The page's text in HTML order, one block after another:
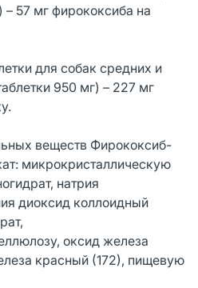
57 мг фирококсиба на
для собак средних и
950 мг) – 227 мг
веществ Фирококсиб-
микрокристаллическую
натрия
диоксид коллоидный
оксид железа
красный (172), пищевую